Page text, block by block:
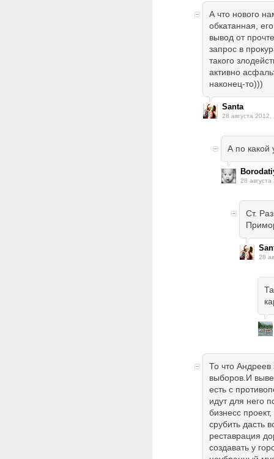
А что нового
обкатанная,
вывод от
запрос в
такого
активно
наконец-то)))
Santa
28 августа 2012,
А по какой
28
Ст.
28
То что
выборов.И
есть с
идут для него
бизнесс
срубить дасть
реставрация
создавать у